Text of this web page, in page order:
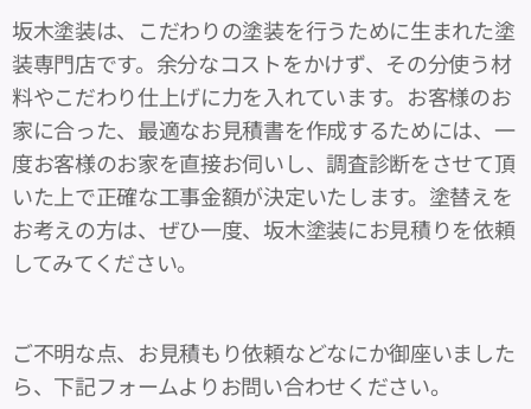
坂木塗装は、こだわりの塗装を行うために生まれた塗
装専門店です。余分なコストをかけず、その分使う材
料やこだわり仕上げに力を入れています。お客様のお
家に合った、最適なお見積書を作成するためには、一
度お客様のお家を直接お伺いし、調査診断をさせて頂
いた上で正確な工事金額が決定いたします。塗替えを
お考えの方は、ぜひ一度、坂木塗装にお見積りを依頼
してみてください。
ご不明な点、お見積もり依頼などなにか御座いました
ら、下記フォームよりお問い合わせください。